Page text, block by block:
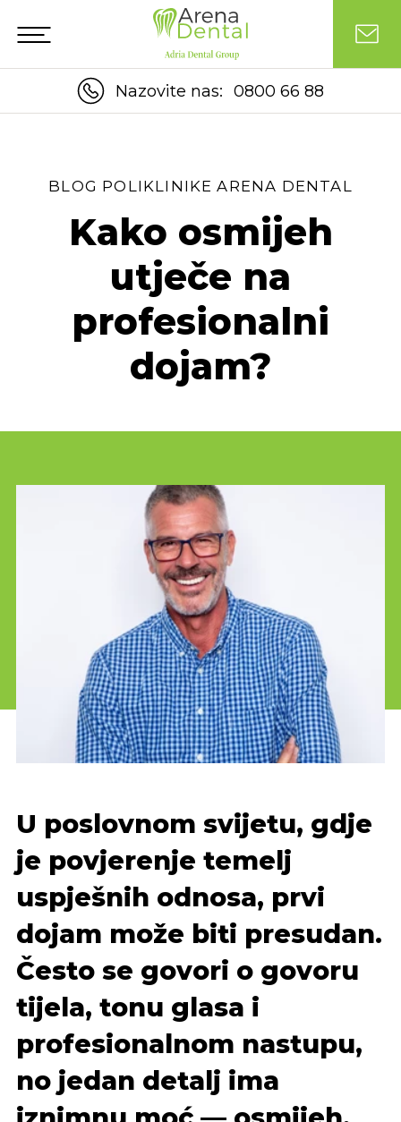
Nazovite nas: 0800 66 88
BLOG POLIKLINIKE ARENA DENTAL
Kako osmijeh
utječe na
profesionalni
dojam?
U poslovnom svijetu, gdje
je povjerenje temelj
uspješnih odnosa, prvi
dojam može biti presudan.
Često se govori o govoru
tijela, tonu glasa i
profesionalnom nastupu,
no jedan detalj ima